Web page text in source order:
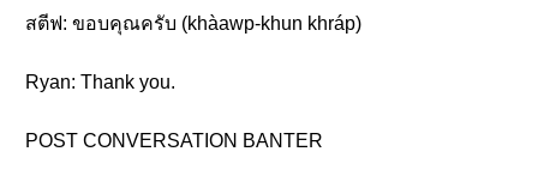
สตีฟ: ขอบคุณครับ (khàawp-khun khráp)
Ryan: Thank you.
POST CONVERSATION BANTER